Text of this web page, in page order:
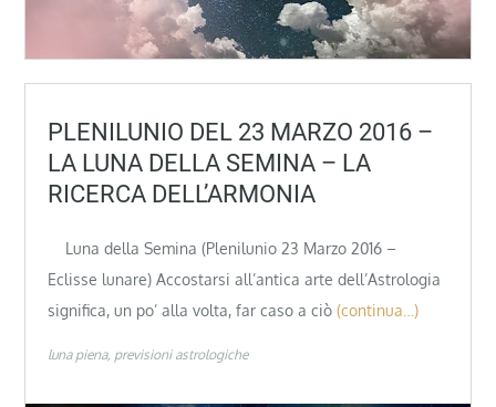
PLENILUNIO DEL 23 MARZO 2016 –
LA LUNA DELLA SEMINA – LA
RICERCA DELL’ARMONIA
Luna della Semina (Plenilunio 23 Marzo 2016 –
Eclisse lunare) Accostarsi all’antica arte dell’Astrologia
significa, un po’ alla volta, far caso a ciò (continua…)
luna piena previsioni astrologiche